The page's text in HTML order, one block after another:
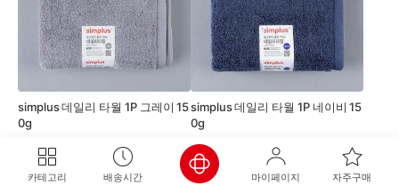
simplus 데일리 타월 1P 그레이 15
0g
2,990
매직배송
4만원↑무료배송
simplus 데일리 타월 1P 네이비 15
0g
2,990
매직배송
143
4만원↑무료배송
카테고리
배송시간
마이페이지 자주구매